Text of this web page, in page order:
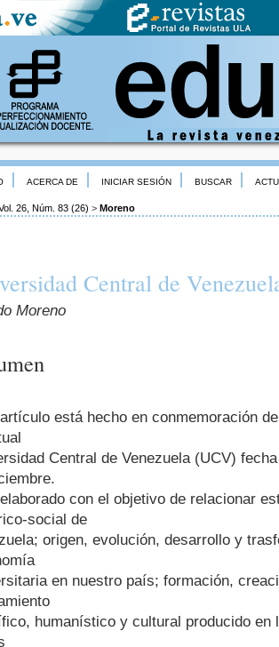
ACERCA DE INICIAR SESIÓN BUSCAR
26, Núm. 83 (26) > Moreno
Central de
Moreno
está hecho en conmemoración
Central de Venezuela (UCV)
con el objetivo de relacionar
social de
origen, evolución, desarrollo y
en nuestro país; formación,
humanístico y cultural producido en